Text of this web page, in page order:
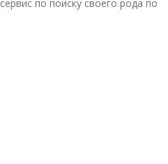
по поиску своего рода по